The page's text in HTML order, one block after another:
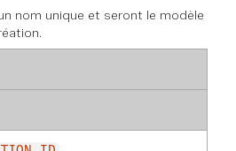
nom unique et seront le modèle